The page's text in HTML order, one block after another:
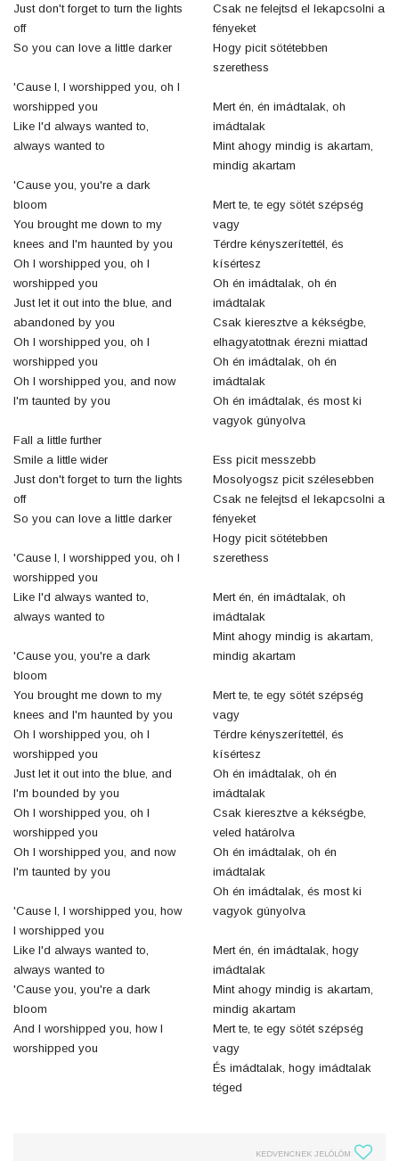
Just don't forget to turn the lights
off
So you can love a little darker
'Cause I, I worshipped you, oh I
worshipped you
Like I'd always wanted to,
always wanted to
'Cause you, you're a dark
bloom
You brought me down to my
knees and I'm haunted by you
Oh I worshipped you, oh I
worshipped you
Just let it out into the blue, and
abandoned by you
Oh I worshipped you, oh I
worshipped you
Oh I worshipped you, and now
I'm taunted by you
Fall a little further
Smile a little wider
Just don't forget to turn the lights
off
So you can love a little darker
'Cause I, I worshipped you, oh I
worshipped you
Like I'd always wanted to,
always wanted to
'Cause you, you're a dark
bloom
You brought me down to my
knees and I'm haunted by you
Oh I worshipped you, oh I
worshipped you
Just let it out into the blue, and
I'm bounded by you
Oh I worshipped you, oh I
worshipped you
Oh I worshipped you, and now
I'm taunted by you
'Cause I, I worshipped you, how
I worshipped you
Like I'd always wanted to,
always wanted to
'Cause you, you're a dark
bloom
And I worshipped you, how I
worshipped you
Csak ne felejtsd el lekapcsolni a
fényeket
Hogy picit sötétebben
szerethess
Mert én, én imádtalak, oh
imádtalak
Mint ahogy mindig is akartam,
mindig akartam
Mert te, te egy sötét szépség
vagy
Térdre kényszerítettél, és
kísértesz
Oh én imádtalak, oh én
imádtalak
Csak kieresztve a kékségbe,
elhagyatottnak érezni miattad
Oh én imádtalak, oh én
imádtalak
Oh én imádtalak, és most ki
vagyok gúnyolva
Ess picit messzebb
Mosolyogsz picit szélesebben
Csak ne felejtsd el lekapcsolni a
fényeket
Hogy picit sötétebben
szerethess
Mert én, én imádtalak, oh
imádtalak
Mint ahogy mindig is akartam,
mindig akartam
Mert te, te egy sötét szépség
vagy
Térdre kényszerítettél, és
kísértesz
Oh én imádtalak, oh én
imádtalak
Csak kieresztve a kékségbe,
veled határolva
Oh én imádtalak, oh én
imádtalak
Oh én imádtalak, és most ki
vagyok gúnyolva
Mert én, én imádtalak, hogy
imádtalak
Mint ahogy mindig is akartam,
mindig akartam
Mert te, te egy sötét szépség
vagy
És imádtalak, hogy imádtalak
téged
KEDVENCNEK JELÖLÖM